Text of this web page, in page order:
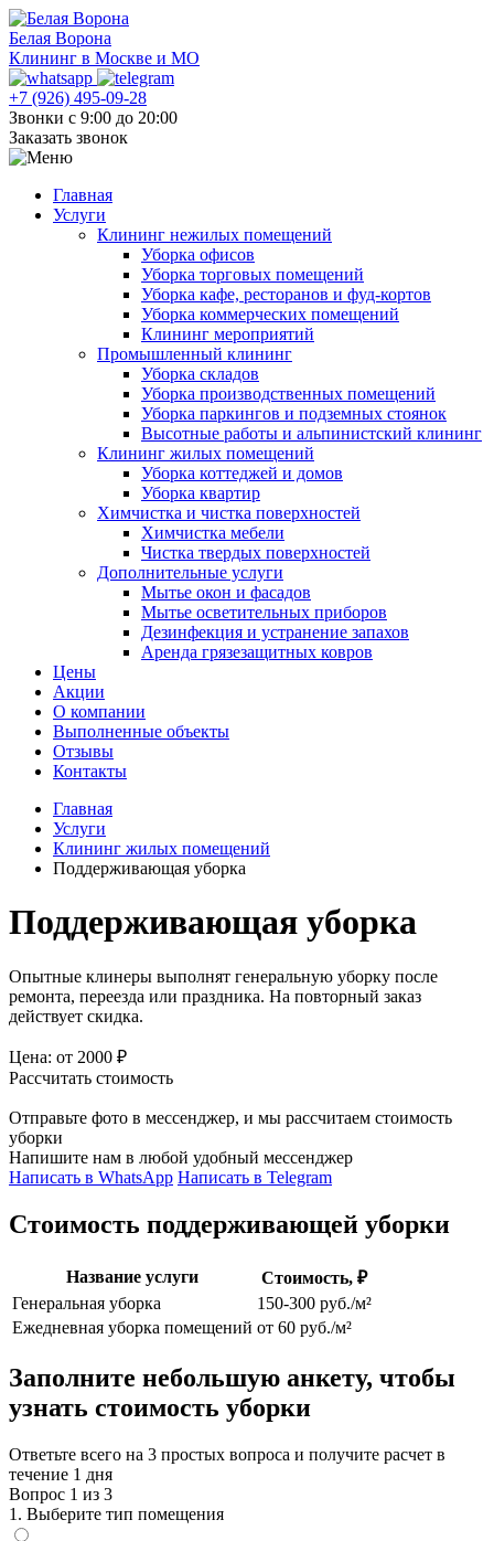
Белая Ворона
Клининг в Москве и МО
+7 (926) 495-09-28
Звонки с 9:00 до 20:00
Заказать звонок
Главная
Услуги
Клининг нежилых помещений
Уборка офисов
Уборка торговых помещений
Уборка кафе, ресторанов и фуд-кортов
Уборка коммерческих помещений
Клининг мероприятий
Промышленный клининг
Уборка складов
Уборка производственных помещений
Уборка паркингов и подземных стоянок
Высотные работы и альпинистский клининг
Клининг жилых помещений
Уборка коттеджей и домов
Уборка квартир
Химчистка и чистка поверхностей
Химчистка мебели
Чистка твердых поверхностей
Дополнительные услуги
Мытье окон и фасадов
Мытье осветительных приборов
Дезинфекция и устранение запахов
Аренда грязезащитных ковров
Цены
Акции
О компании
Выполненные объекты
Отзывы
Контакты
Главная
Услуги
Клининг жилых помещений
Поддерживающая уборка
Поддерживающая уборка
Опытные клинеры выполнят генеральную уборку после
ремонта, переезда или праздника. На повторный заказ
действует скидка.
Цена: от 2000 ₽
Рассчитать стоимость
Отправьте фото в мессенджер, и мы рассчитаем стоимость
уборки
Напишите нам в любой удобный мессенджер
Написать в WhatsApp Написать в Telegram
Стоимость поддерживающей уборки
Название услуги
Стоимость, ₽
Генеральная уборка
150-300 руб./м²
Ежедневная уборка помещений от 60 руб./м²
Заполните небольшую анкету, чтобы
узнать стоимость уборки
Ответьте всего на 3 простых вопроса и получите расчет в
течение 1 дня
Вопрос 1 из 3
1. Выберите тип помещения